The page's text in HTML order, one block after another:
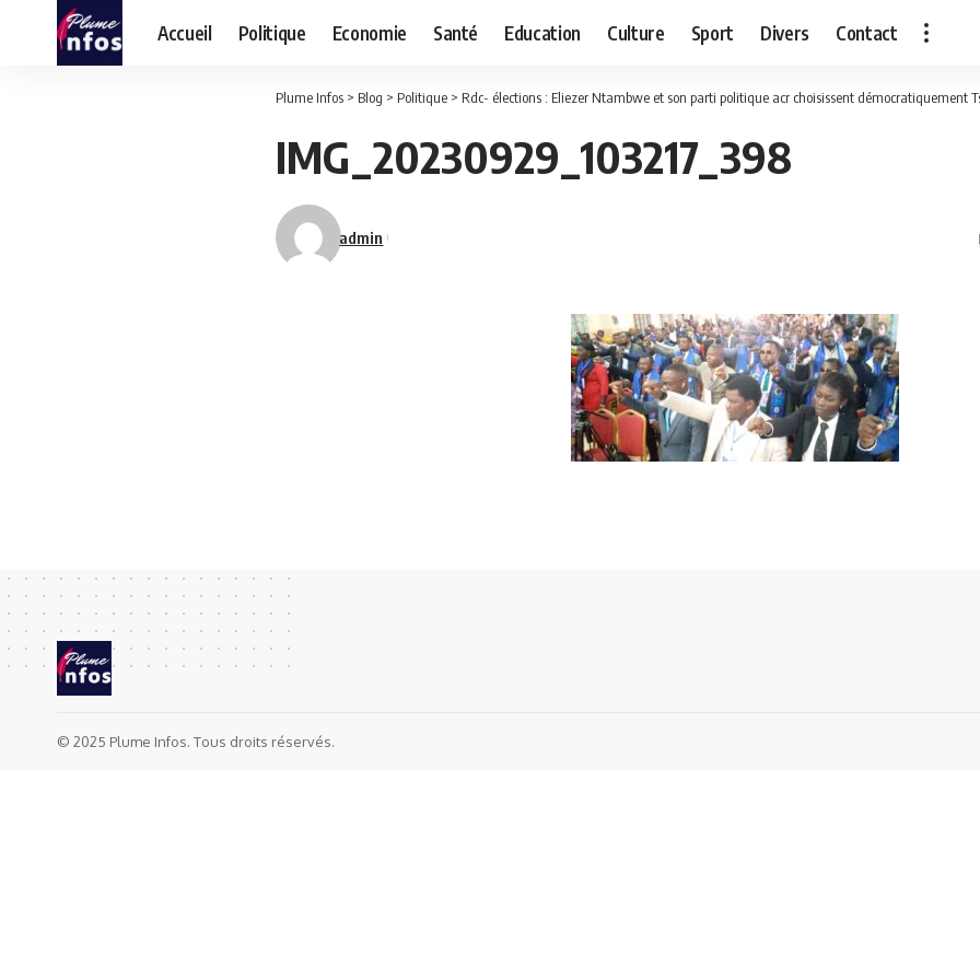
Accueil Politique Economie Santé Education Culture Sport Divers Contact
Plume Infos > Blog > Politique > Rdc- élections : Eliezer Ntambwe et son parti politique acr choisissent démocratiquement Tshisekedi comme leur
IMG_20230929_103217_398
admin
© 2025 Plume Infos. Tous droits réservés.